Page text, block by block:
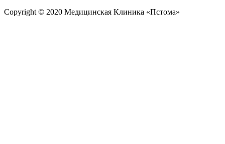
Copyright © 2020 Медицинская Клиника «Пстома»